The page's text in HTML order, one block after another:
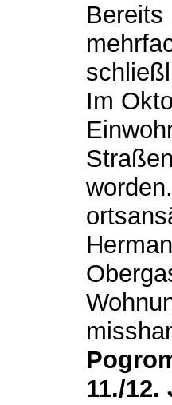
Bereits
Im
11./12.